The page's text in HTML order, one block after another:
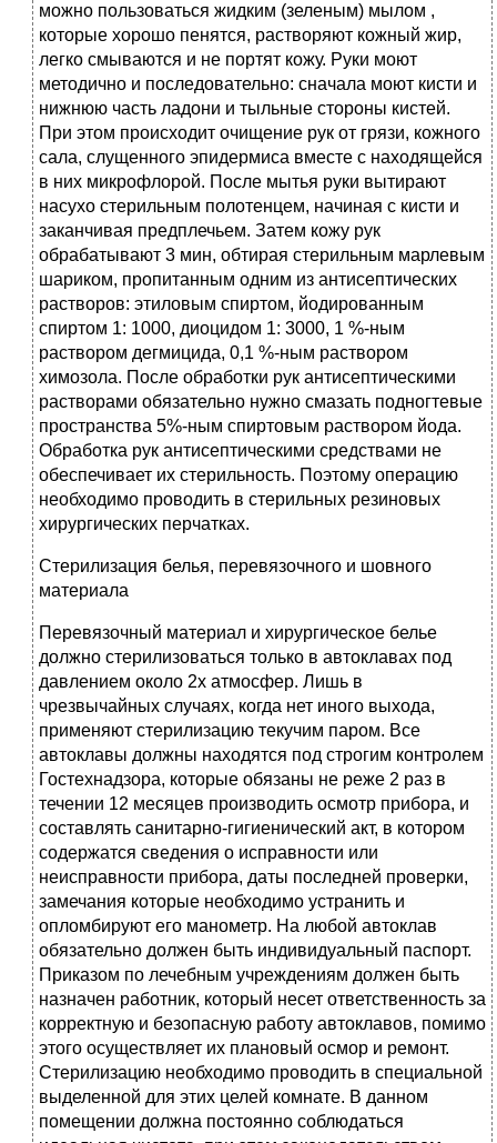
можно пользоваться жидким (зеленым) мылом ,
которые хорошо пенятся, растворяют кожный жир,
легко смываются и не портят кожу. Руки моют
методично и последовательно: сначала моют кисти и
нижнюю часть ладони и тыльные стороны кистей.
При этом происходит очищение рук от грязи, кожного
сала, слущенного эпидермиса вместе с находящейся
в них микрофлорой. После мытья руки вытирают
насухо стерильным полотенцем, начиная с кисти и
заканчивая предплечьем. Затем кожу рук
обрабатывают 3 мин, обтирая стерильным марлевым
шариком, пропитанным одним из антисептических
растворов: этиловым спиртом, йодированным
спиртом 1: 1000, диоцидом 1: 3000, 1 %-ным
раствором дегмицида, 0,1 %-ным раствором
химозола. После обработки рук антисептическими
растворами обязательно нужно смазать подногтевые
пространства 5%-ным спиртовым раствором йода.
Обработка рук антисептическими средствами не
обеспечивает их стерильность. Поэтому операцию
необходимо проводить в стерильных резиновых
хирургических перчатках.
Стерилизация белья, перевязочного и шовного
материала
Перевязочный материал и хирургическое белье
должно стерилизоваться только в автоклавах под
давлением около 2х атмосфер. Лишь в
чрезвычайных случаях, когда нет иного выхода,
применяют стерилизацию текучим паром. Все
автоклавы должны находятся под строгим контролем
Гостехнадзора, которые обязаны не реже 2 раз в
течении 12 месяцев производить осмотр прибора, и
составлять санитарно-гигиенический акт, в котором
содержатся сведения о исправности или
неисправности прибора, даты последней проверки,
замечания которые необходимо устранить и
опломбируют его манометр. На любой автоклав
обязательно должен быть индивидуальный паспорт.
Приказом по лечебным учреждениям должен быть
назначен работник, который несет ответственность за
корректную и безопасную работу автоклавов, помимо
этого осуществляет их плановый осмор и ремонт.
Стерилизацию необходимо проводить в специальной
выделенной для этих целей комнате. В данном
помещении должна постоянно соблюдаться